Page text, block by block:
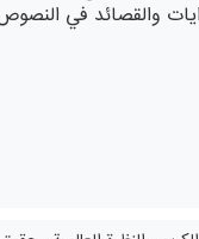
والقصائد في